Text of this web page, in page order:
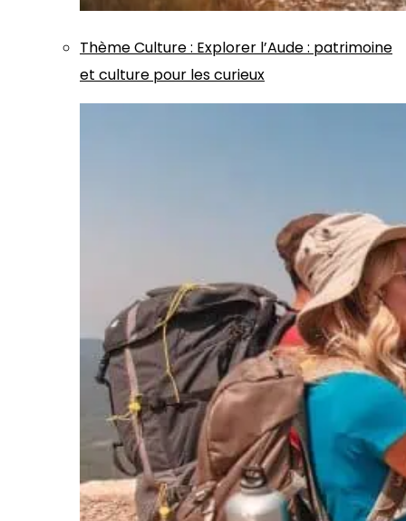
ThèmeCulture: Explorer l’Aude : patrimoine
et culture pour les curieux